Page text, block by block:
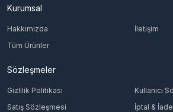
Kurumsal
Hakkımızda
İletişim
Tüm Ürünler
Sözleşmeler
Gizlilik Politikası
Kullanıcı
Satış Sözleşmesi
İptal &